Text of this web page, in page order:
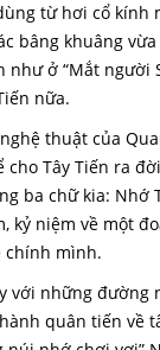
từ hơi cổ kính
bâng khuâng
ở “Mắt người
nữa.
thuật của
Tây Tiến ra
ba chữ kia: Nhớ
kỷ niệm về một
chính mình.
với những
quân tiến về